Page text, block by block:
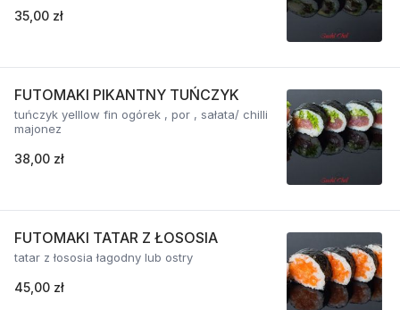
35,00 zł
FUTOMAKI PIKANTNY TUŃCZYK
tuńczyk yelllow fin ogórek , por , sałata/ chilli
majonez
38,00 zł
FUTOMAKI TATAR Z ŁOSOSIA
tatar z łososia łagodny lub ostry
45,00 zł